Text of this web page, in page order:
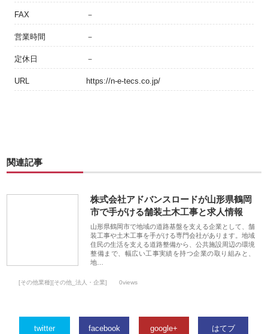
FAX －
営業時間 －
定休日 －
URL https://n-e-tecs.co.jp/
関連記事
株式会社アドバンスロードが山形県鶴岡
市で手がける舗装土木工事と求人情報
山形県鶴岡市で地域の道路基盤を支える企業として、舗
装工事や土木工事を手がける専門会社があります。地域
住民の生活を支える道路整備から、公共施設周辺の環境
整備まで、幅広い工事実績を持つ企業の取り組みと、
地…
[その他業種][その他_法人・企業] 0views
twitter facebook google+ はてブ